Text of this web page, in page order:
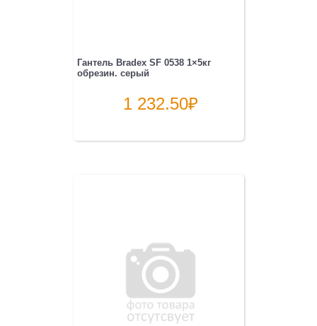
Гантель Bradex SF 0538 1×5кг
обрезин. серый
1 232.50₽